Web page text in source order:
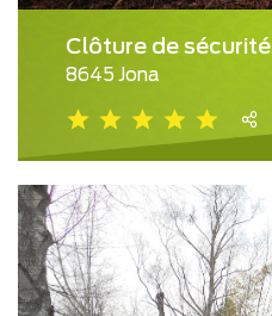
Clôture de sécurité
8645 Jona